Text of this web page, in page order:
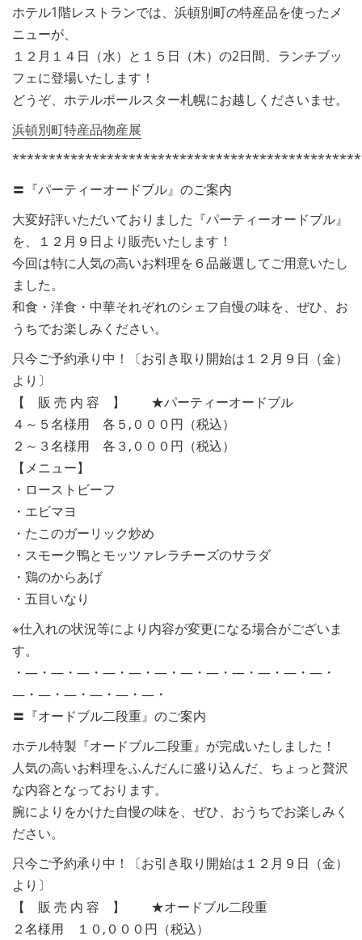
ホテル1階レストランでは、浜頓別町の特産品を使ったメ
ニューが、
１２月１４日（水）と１５日（木）の2日間、ランチブッ
フェに登場いたします！
どうぞ、ホテルポールスター札幌にお越しくださいませ。
浜頓別町特産品物産展
〓『パーティーオードブル』のご案内
大変好評いただいておりました『パーティーオードブル』
を、１２月９日より販売いたします！
今回は特に人気の高いお料理を６品厳選してご用意いたし
ました。
和食・洋食・中華それぞれのシェフ自慢の味を、ぜひ、お
うちでお楽しみください。
只今ご予約承り中！〔お引き取り開始は１２月９日（金）
より〕
【 販 売 内 容 】 ★パーティーオードブル
４～５名様用 各５,０００円（税込）
２～３名様用 各３,０００円（税込）
【メニュー】
・ローストビーフ
・エビマヨ
・たこのガーリック炒め
・スモーク鴨とモッツァレラチーズのサラダ
・鶏のからあげ
・五目いなり
※仕入れの状況等により内容が変更になる場合がございま
す。
・―・―・―・―・―・―・―・―・―・―・―・―・
―・―・―・―・―・―・
〓『オードブル二段重』のご案内
ホテル特製『オードブル二段重』が完成いたしました！
人気の高いお料理をふんだんに盛り込んだ、ちょっと贅沢
な内容となっております。
腕によりをかけた自慢の味を、ぜひ、おうちでお楽しみく
ださい。
只今ご予約承り中！〔お引き取り開始は１２月９日（金）
より〕
【 販 売 内 容 】 ★オードブル二段重
２名様用 １０,０００円（税込）